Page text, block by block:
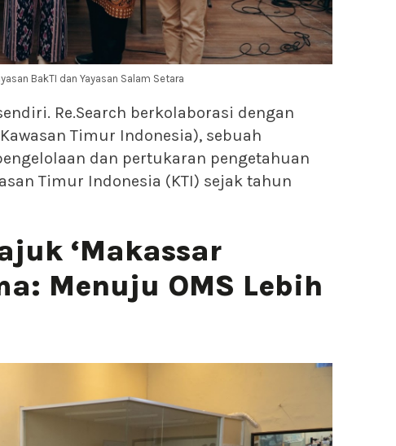
BakTI dan Yayasan Salam Setara
Re.Search berkolaborasi dengan
Timur Indonesia), sebuah
dan pertukaran pengetahuan
Timur Indonesia (KTI) sejak tahun
‘Makassar
Menuju OMS Lebih